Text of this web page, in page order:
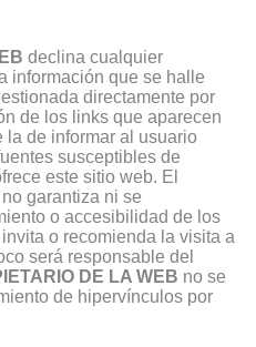
declina cualquier
información que se halle
directamente por
de los links que aparecen
la de informar al usuario
susceptibles de
este sitio web. El
garantiza ni se
o accesibilidad de los
o recomienda la visita a
será responsable del
DE LA WEB no se
de hipervínculos por